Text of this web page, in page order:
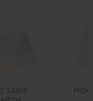
SAINT